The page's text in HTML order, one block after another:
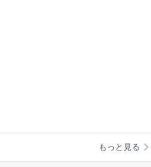
もっと見る